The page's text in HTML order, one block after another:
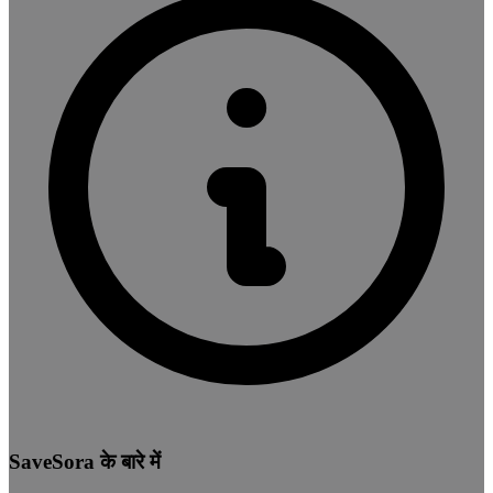
SaveSora के बारे में